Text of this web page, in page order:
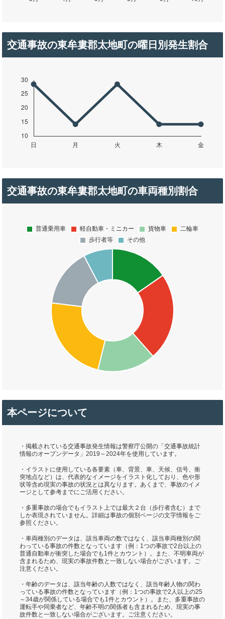
交通事故の東牟婁郡太地町の曜日別発生割合
交通事故の東牟婁郡太地町の車両種別割合
本ページについて
・掲載されている交通事故発生情報は警察庁公開の「交通事故統計
情報のオープンデータ」2019～2024年を使用しています。
・イラストに使用している各要素（車、背景、車、天候、信号、衝
突地点など）は、代表的なイメージをイラスト化しており、色や形
状等含め現実の事故の状況とは異なります。あくまで、事故のイメ
ージとして参考までにご活用ください。
・多重事故の場合でもイラスト上では最大２台（歩行者含む）まで
しか表現されていません。詳細は事故の個別ページの文字情報をご
参照ください。
・車両種別のデータは、該当車両の数ではなく、該当車両種別の関
わっている事故の件数となっています（例：1つの事故で2台以上の
普通自動車が衝突した場合でも1件とカウント）。また、不明車両が
含まれるため、現実の事故件数と一致しない場合がございます。ご
注意ください。
・年齢のデータは、該当年齢の人数ではなく、該当年齢人物の関わ
っている事故の件数となっています（例：1つの事故で2人以上の25
～34歳が関係している場合でも1件とカウント）。また、多重事故の
運転手や同乗者など、年齢不明の関係者も含まれるため、現実の事
故件数と一致しない場合がございます。ご注意ください。